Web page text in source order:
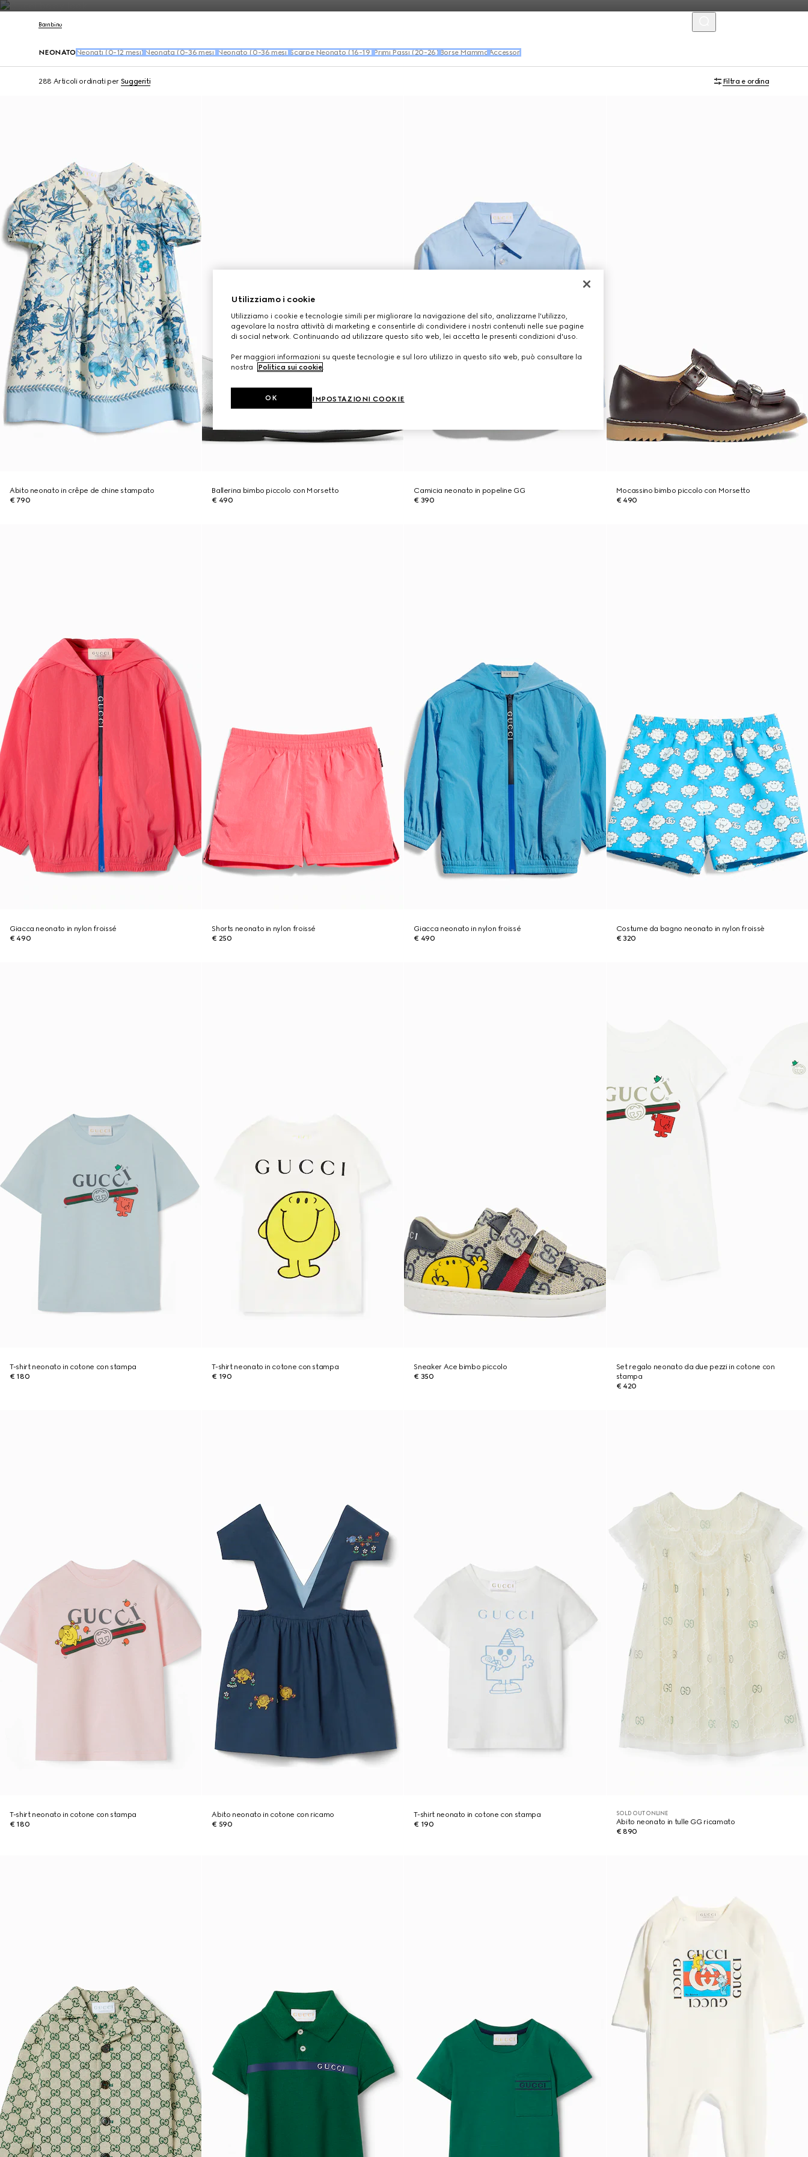
Contattaci
Bambino
NEONATO Neonati (0-12 mesi) Neonata (0-36 mesi) Neonato (0-36 mesi) Scarpe Neonato (16-19) Primi Passi (20-26) Borse Mamma Accessori
288 Articoli ordinati per Suggeriti Filtra e ordina
Abito neonato in crêpe de chine stampato
€ 790
Ballerina bimbo piccolo con Morsetto
€ 490
Camicia neonato in popeline GG
€ 390
Mocassino bimbo piccolo con Morsetto
€ 490
Giacca neonato in nylon froissé
€ 490
Shorts neonato in nylon froissé
€ 250
Giacca neonato in nylon froissé
€ 490
Costume da bagno neonato in nylon froissè
€ 320
T-shirt neonato in cotone con stampa
€ 180
T-shirt neonato in cotone con stampa
€ 190
Sneaker Ace bimbo piccolo
€ 350
Set regalo neonato da due pezzi in cotone con
stampa
€ 420
T-shirt neonato in cotone con stampa
€ 180
Abito neonato in cotone con ricamo
€ 590
T-shirt neonato in cotone con stampa
€ 190
SOLD OUT ONLINE
Abito neonato in tulle GG ricamato
€ 890
Utilizziamo i cookie
Utilizziamo i cookie e tecnologie simili per migliorare la navigazione del sito, analizzarne l'utilizzo,
agevolare la nostra attività di marketing e consentirle di condividere i nostri contenuti nelle sue pagine
di social network. Continuando ad utilizzare questo sito web, lei accetta le presenti condizioni d'uso.
Per maggiori informazioni su queste tecnologie e sul loro utilizzo in questo sito web, può consultare la
nostra
Politica sui cookie.
IMPOSTAZIONI COOKIE
OK